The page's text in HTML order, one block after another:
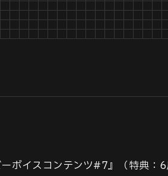
ボイスコンテンツ#7』（特典：